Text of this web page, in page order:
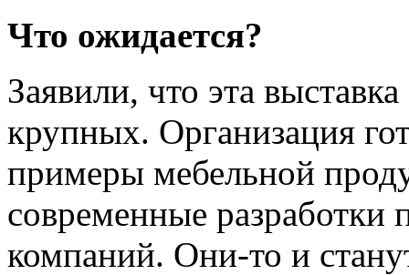
Что ожидается?
Заявили, что эта
крупных. Организация
примеры мебельной
современные разработки
компаний. Они-то и